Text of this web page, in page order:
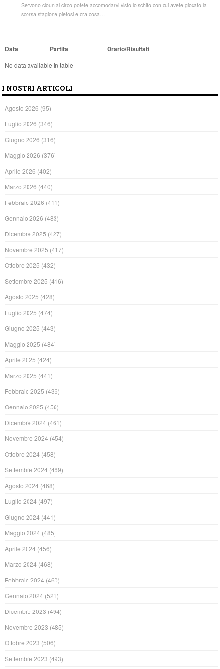
Servono cloun al circo potete accomodarvi visto lo schifo con cui avete giocato la
scorsa stagione pietosi e ora cosa…
Data Partita Orario/Risultati
No data available in table
I NOSTRI ARTICOLI
Agosto 2026 (95)
Luglio 2026 (346)
Giugno 2026 (316)
Maggio 2026 (376)
Aprile 2026 (402)
Marzo 2026 (440)
Febbraio 2026 (411)
Gennaio 2026 (483)
Dicembre 2025 (427)
Novembre 2025 (417)
Ottobre 2025 (432)
Settembre 2025 (416)
Agosto 2025 (428)
Luglio 2025 (474)
Giugno 2025 (443)
Maggio 2025 (484)
Aprile 2025 (424)
Marzo 2025 (441)
Febbraio 2025 (436)
Gennaio 2025 (456)
Dicembre 2024 (461)
Novembre 2024 (454)
Ottobre 2024 (458)
Settembre 2024 (469)
Agosto 2024 (468)
Luglio 2024 (497)
Giugno 2024 (441)
Maggio 2024 (485)
Aprile 2024 (456)
Marzo 2024 (468)
Febbraio 2024 (460)
Gennaio 2024 (521)
Dicembre 2023 (494)
Novembre 2023 (485)
Ottobre 2023 (506)
Settembre 2023 (493)